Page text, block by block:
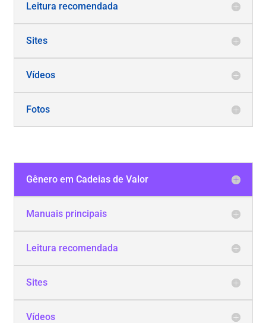
Leitura recomendada
Sites
Vídeos
Fotos
Gênero em Cadeias de Valor
Manuais principais
Leitura recomendada
Sites
Vídeos